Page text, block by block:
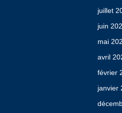
juillet
juin
mai
avril
février
janvier